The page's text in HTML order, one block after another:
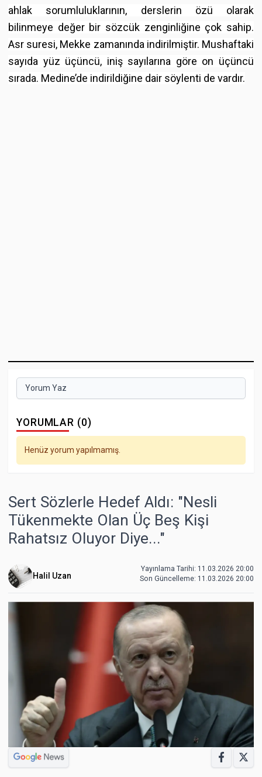
ahlak sorumluluklarının, derslerin özü olarak
bilinmeye değer bir sözcük zenginliğine çok sahip.
Asr suresi, Mekke zamanında indirilmiştir. Mushaftaki
sayıda yüz üçüncü, iniş sayılarına göre on üçüncü
sırada. Medine’de indirildiğine dair söylenti de vardır.
Yorum Yaz
YORUMLAR (0)
Henüz yorum yapılmamış.
Sert Sözlerle Hedef Aldı: "Nesli
Tükenmekte Olan Üç Beş Kişi
Rahatsız Oluyor Diye..."
Halil Uzan
Yayınlama Tarihi: 11.03.2026 20:00
Son Güncelleme: 11.03.2026 20:00